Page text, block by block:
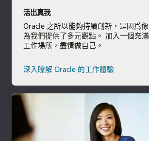
活出真我
Oracle 之所以能夠持續創新，是因爲
為我們提供了多元觀點。 加入一個充
工作場所，盡情做自己。
深入瞭解 Oracle 的工作體驗